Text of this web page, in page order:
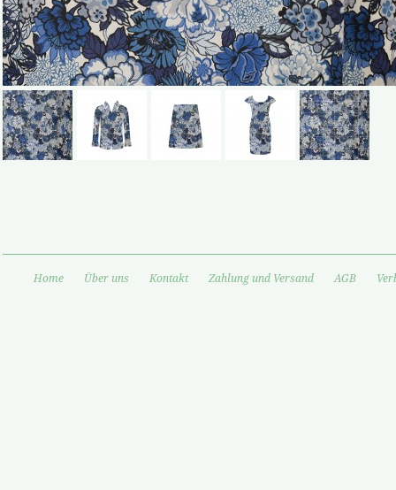
Home Über uns Kontakt Zahlung und Versand AGB